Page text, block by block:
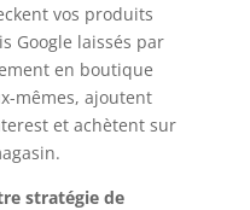
vos produits
Google laissés par
en boutique
mêmes, ajoutent
et achètent sur
stratégie de